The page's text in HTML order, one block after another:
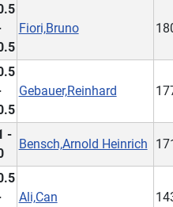
Fiori,Bruno
Gebauer,Reinhard
-
Bensch,Arnold Heinrich
Ali,Can